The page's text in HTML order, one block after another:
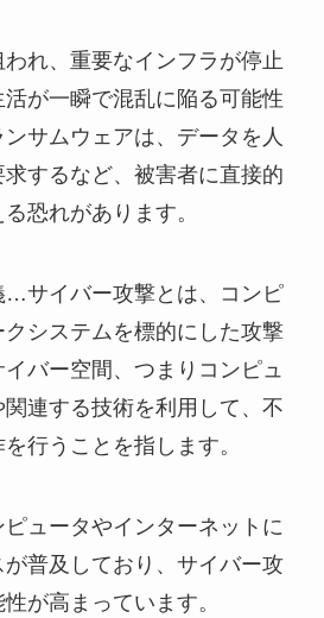
れ、重要なインフラが停止
が一瞬で混乱に陥る可能性
サムウェアは、データを人
するなど、被害者に直接的
恐れがあります。
…サイバー攻撃とは、コンピ
システムを標的にした攻撃
バー空間、つまりコンピュ
連する技術を利用して、不
行うことを指します。
ュータやインターネットに
普及しており、サイバー攻
が高まっています。